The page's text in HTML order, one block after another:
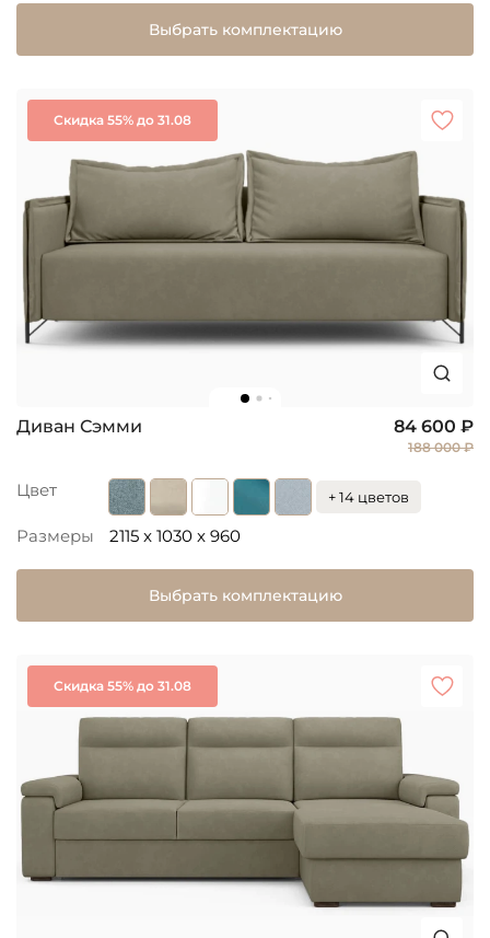
Выбрать комплектацию
Скидка 55% до 31.08
Диван Сэмми 84 600 ₽
188 000 ₽
Цвет + 14 цветов
Размеры 2115 x 1030 x 960
Выбрать комплектацию
Скидка 55% до 31.08